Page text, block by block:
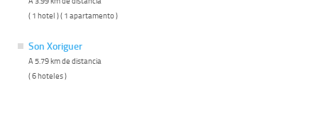
( 1 hotel ) ( 1 apartamento )
Son Xoriguer
A 5.79 km de distancia
( 6 hoteles )